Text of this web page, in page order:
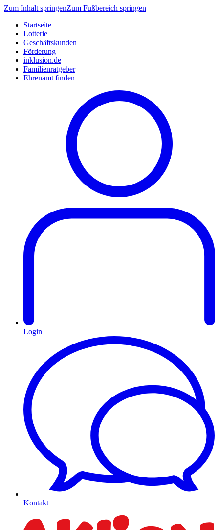
Zum Inhalt springenZum Fußbereich springen
Startseite
Lotterie
Geschäftskunden
Förderung
inklusion.de
Familienratgeber
Ehrenamt finden
Login
Kontakt